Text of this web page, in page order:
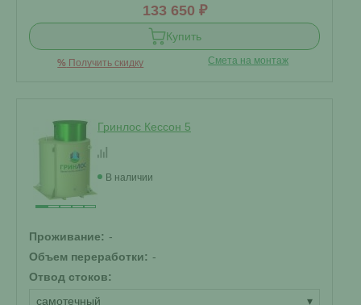
133 650 ₽
Купить
% Получить скидку Смета на монтаж
Гринлос Кессон 5
В наличии
Проживание: -
Объем переработки: -
Отвод стоков:
самотечный
▾